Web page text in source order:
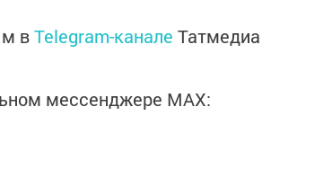
вTelegram-канале Татмедиа
мессенджере MАХ: